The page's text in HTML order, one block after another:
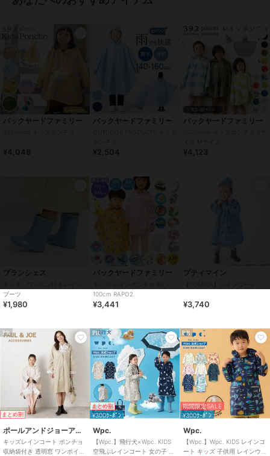
L,XL,2XL,3XL,4XL
100% ポリエステル
商品のお取り扱い方法
傘・レイングッズ
ポリエステル素材
無地
チェ
ック柄
/ プリント柄 /
その他柄
撥水／防水加工
ライフスタイル
レインコート・レイングッズ
ポリエステル素材
/無地
ック柄
プリント柄 /
その他柄
晴雨兼用
撥水／防水加工
/ ウォーキング・ランニング
ャンプ・レジャー
/ サイクル
原産国 MADE IN CHINA
バックヤードファミリー
¥4,048
バックヤードファミリー
¥2,504
バックヤードファミリー
¥4,123
ブランシェス
ブーツ
¥1,980
バックヤードファミリー
100cm RAPO2
¥3,441
プティマイン
¥3,740
PR
まとめ割
ポールアンドジョーアクセソワ
キッズレインコート ポンチョ
収納袋付き 透明窓 ワンポイン
PR
まとめ割
¥300ｸｰﾎﾟﾝ
Wpc.
【Wpc.】飛行犬×Wpc. KIDS
空飛ぶレインコート 女の子 男
PR
期間限定SALE
¥300ｸｰﾎﾟﾝ
Wpc.
【Wpc.】Wpc. KIDS レインコ
ート キッズ 子供用 レインウェ